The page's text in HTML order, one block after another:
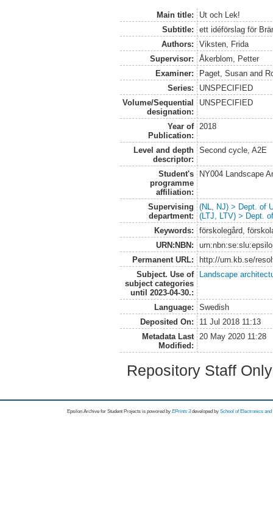
Main title:
Ut och Lek!
Subtitle:
ett idéförslag för
Authors:
Viksten, Frida
Supervisor:
Åkerblom, Petter
Examiner:
Paget, Susan and
Series:
UNSPECIFIED
Volume/Sequential
designation:
UNSPECIFIED
Year of
Publication:
2018
Level and depth
descriptor:
Second cycle, A2E
Student's
programme
affiliation:
NY004 Landscape
Supervising
department:
(NL, NJ) > Dept. of
(LTJ, LTV) > Dept.
Keywords:
förskolegård,
URN:NBN:
Permanent URL:
http://urn.kb.se/
Subject. Use of
subject categories
until 2023-04-30.:
Landscape
Language:
Swedish
Deposited On:
11 Jul 2018 11:13
Metadata Last
Modified:
20 May 2020 11:28
Repository Staff
Epsilon Archive for Student Projects is powored byEPrints 3 developed by School of Electronics